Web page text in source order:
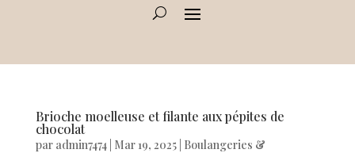
Brioche moelleuse et filante aux pépites de
chocolat
par admin7474| Mar 19, 2025| Boulangeries &